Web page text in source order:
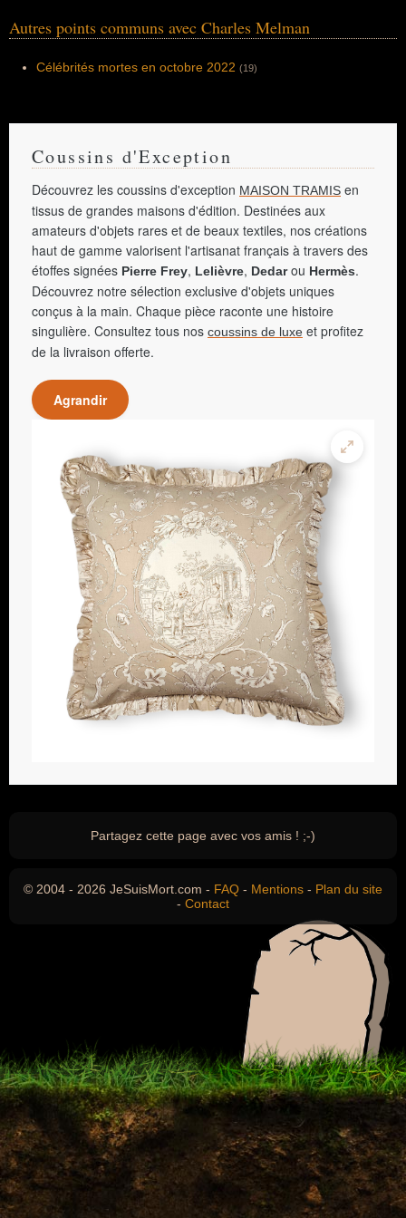
Autres points communs avec Charles Melman
Célébrités mortes en octobre 2022 (19)
Coussins d'Exception
Découvrez les coussins d'exception MAISON TRAMIS en
tissus de grandes maisons d'édition. Destinées aux
amateurs d'objets rares et de beaux textiles, nos créations
haut de gamme valorisent l'artisanat français à travers des
étoffes signées Pierre Frey, Lelièvre, Dedarou Hermès.
Découvrez notre sélection exclusive d'objets uniques
conçus à la main. Chaque pièce raconte une histoire
singulière. Consultez tous nos coussins de luxe et profitez
de la livraison offerte.
Agrandir
Partagez cette page avec vos amis ! ;-)
© 2004 - 2026 JeSuisMort.com - FAQ - Mentions - Plan du site
- Contact